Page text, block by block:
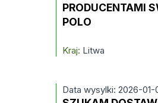
PRODUCENTAMI
POLO
Kraj: Litwa
Data wysylki: 2026-01-